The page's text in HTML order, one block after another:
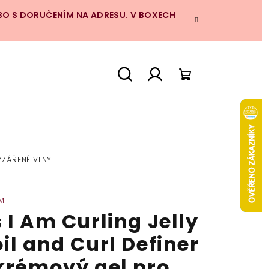
S DORUČENÍM NA ADRESU. V BOXECH
VLNY
I Am Curling Jelly
and Curl Definer